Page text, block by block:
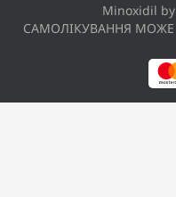
Minoxidil
САМОЛІКУВАННЯ